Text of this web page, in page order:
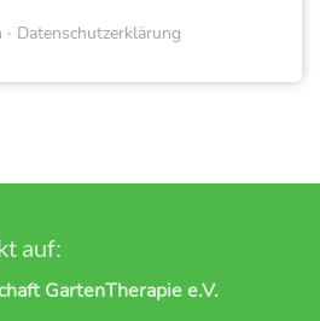
auf:
GartenTherapie e.V.
Datenschutzerklärung